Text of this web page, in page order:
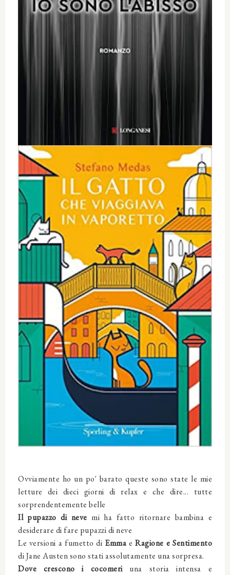
Ovviamente ho un po' barato queste sono state le mie
letture dei dieci giorni di relax e che dire... tutte
sorprendentemente belle
Il pupazzo di neve mi ha fatto ritornare bambina e
desiderare di fare pupazzi di neve
Le versioni a fumetto di Emma eRagione e Sentimento
di Jane Austen sono stati assolutamente una sorpresa.
Dove crescono i cocomeriuna storia intensa e